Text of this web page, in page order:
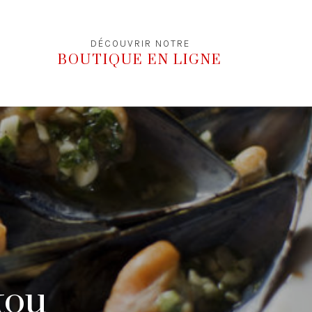
DÉCOUVRIR NOTRE
BOUTIQUE EN LIGNE